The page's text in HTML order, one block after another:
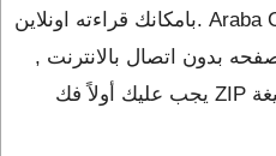
قسم كتب اكسل للكاتب Araba Charif .بامكانك قراءته اونلاين
بدون اتصال بالانترنت ,
الملف من النوع المضغوط بصيغة ZIP يجب عليك أولاً فك